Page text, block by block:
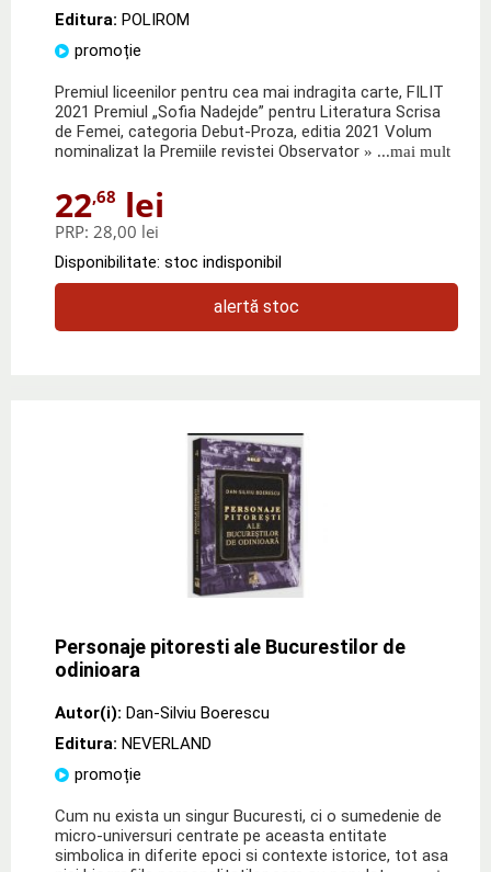
Editura: POLIROM
promoție
Premiul liceenilor pentru cea mai indragita carte, FILIT
2021 Premiul „Sofia Nadejde” pentru Literatura Scrisa
de Femei, categoria Debut-Proza, editia 2021 Volum
nominalizat la Premiile revistei Observator » ...mai mult
22,68 lei
PRP: 28,00 lei
Disponibilitate: stoc indisponibil
alertă stoc
Personaje pitoresti ale Bucurestilor de
odinioara
Autor(i): Dan-Silviu Boerescu
Editura: NEVERLAND
promoție
Cum nu exista un singur Bucuresti, ci o sumedenie de
micro-universuri centrate pe aceasta entitate
simbolica in diferite epoci si contexte istorice, tot asa